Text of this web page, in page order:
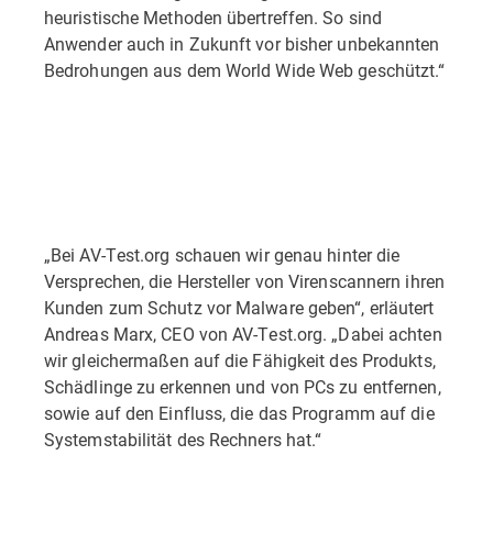
heuristische Methoden übertreffen. So sind
Anwender auch in Zukunft vor bisher unbekannten
Bedrohungen aus dem World Wide Web geschützt.“
„Bei AV-Test.org schauen wir genau hinter die
Versprechen, die Hersteller von Virenscannern ihren
Kunden zum Schutz vor Malware geben“, erläutert
Andreas Marx, CEO von AV-Test.org. „Dabei achten
wir gleichermaßen auf die Fähigkeit des Produkts,
Schädlinge zu erkennen und von PCs zu entfernen,
sowie auf den Einfluss, die das Programm auf die
Systemstabilität des Rechners hat.“